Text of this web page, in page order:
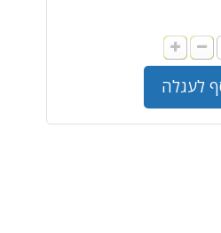
לעגלה